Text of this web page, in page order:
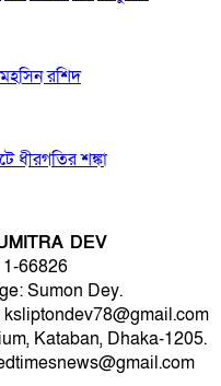
রশিদ
ধীরগতির শঙ্কা
DEV
66826
Sumon Dey.
Kataban, Dhaka-1205.